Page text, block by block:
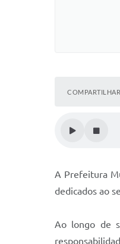
COMPARTILHAR
A Prefeitura
dedicados ao
Ao longo de